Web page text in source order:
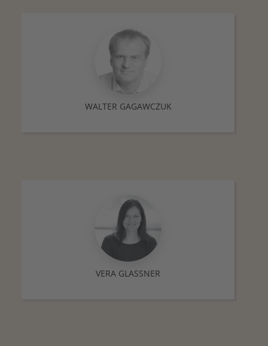
WALTER GAGAWCZUK
VERA GLASSNER